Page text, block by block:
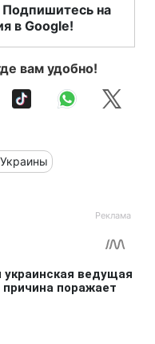
Подпишитесь на
в Google!
вам удобно!